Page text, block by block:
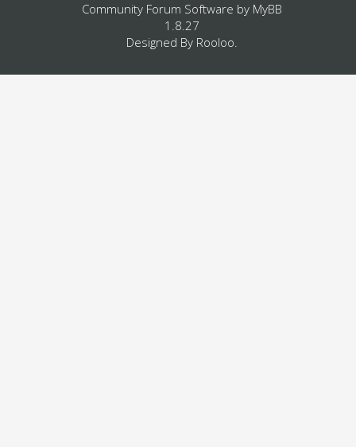
Community Forum Software by MyBB
1.8.27
Designed By Rooloo.